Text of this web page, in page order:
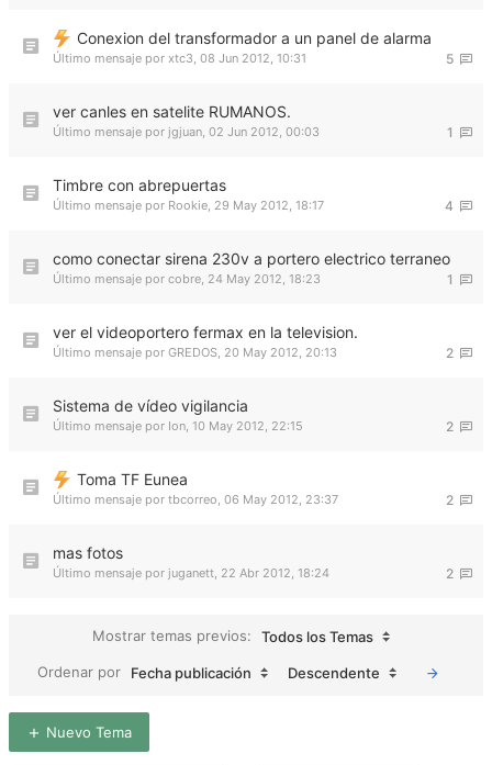
Conexion del transformador a un panel de alarma
5
Último mensaje por xtc3, 08 Jun 2012, 10:31
ver canles en satelite RUMANOS.
1
Último mensaje por jgjuan, 02 Jun 2012, 00:03
Timbre con abrepuertas
4
Último mensaje por Rookie, 29 May 2012, 18:17
como conectar sirena 230v a portero electrico terraneo
1
Último mensaje por cobre, 24 May 2012, 18:23
ver el videoportero fermax en la television.
2
Último mensaje por GREDOS, 20 May 2012, 20:13
Sistema de vídeo vigilancia
2
Último mensaje por Ion, 10 May 2012, 22:15
Toma TF Eunea
2
Último mensaje por tbcorreo, 06 May 2012, 23:37
mas fotos
2
Último mensaje por juganett, 22 Abr 2012, 18:24
Mostrar temas previos:
Todos los Temas
Ordenar por
Fecha publicación Descendente
Nuevo Tema